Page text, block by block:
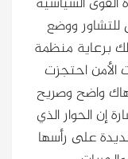
للتشاور ووضع
برعاية منظمة
الأمن احتجزت
واضح وصريح
إن الحوار الذي
على رأسها